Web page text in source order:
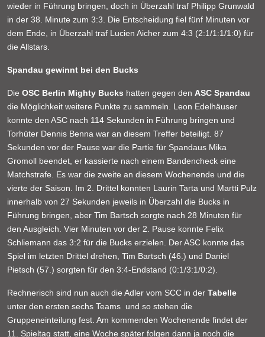
wieder in Führung bringen, doch in Überzahl traf Philipp Grunwald
in der 38. Minute zum 3:3. Die Entscheidung fiel fünf Minuten vor
dem Ende, in Überzahl traf Lucien Aicher zum 4:3 (2:1/1:1/1:0) für
die Allstars.
Spandau gewinnt bei den Bucks
Die OSC Berlin Mighty Bucks hatten gegen den ASC Spandau
die Möglichkeit weitere Punkte zu sammeln. Leon Edelhäuser
konnte den ASC nach 114 Sekunden in Führung bringen und
Torhüter Dennis Benna war an diesem Treffer beteiligt. 87
Sekunden vor der Pause war die Partie für Spandaus Mika
Gromoll beendet, er kassierte nach einem Bandencheck eine
Matchstrafe. Es war die zweite an diesem Wochenende und die
vierte der Saison. Im 2. Drittel konnten Laurin Tarta und Martti Pulz
innerhalb von 27 Sekunden jeweils in Überzahl die Bucks in
Führung bringen, aber Tim Bartsch sorgte nach 28 Minuten für
den Ausgleich. Vier Minuten vor der 2. Pause konnte Felix
Schliemann das 3:2 für die Bucks erzielen. Der ASC konnte das
Spiel im letzten Drittel drehen, Tim Bartsch (46.) und Daniel
Pietsch (57.) sorgten für den 3:4-Endstand (0:1/3:1/0:2).
Rechnerisch sind nun auch die Adler vom SCC in der Tabelle
unter den ersten sechs Teams und so stehen die
Gruppeneinteilung fest. Am kommenden Wochenende findet der
11. Spieltag statt, eine Woche später folgen dann ja noch die